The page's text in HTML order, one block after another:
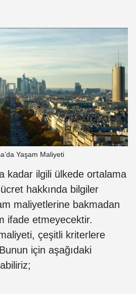
Yaşam Maliyeti
kadar ilgili ülkede ortalama
hakkında bilgiler
maliyetlerine bakmadan
ifade etmeyecektir.
çeşitli kriterlere
için aşağıdaki